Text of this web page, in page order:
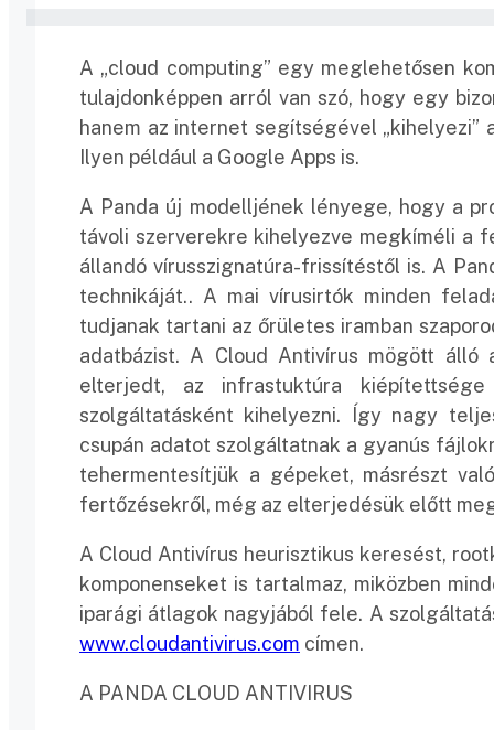
A „cloud computing” egy meglehetősen
tulajdonképpen arról van szó, hogy egy
hanem az internet segítségével
Ilyen például a Google Apps is.
A Panda új modelljének lényege, hogy a
távoli szerverekre kihelyezve megkíméli a
állandó vírusszignatúra-frissítéstől is. A
technikáját.. A mai vírusirtók minden
tudjanak tartani az őrületes iramban
adatbázist. A Cloud Antivírus mögött álló
elterjedt, az infrastuktúra
szolgáltatásként kihelyezni. Így nagy
csupán adatot szolgáltatnak a gyanús
tehermentesítjük a gépeket, másrészt
fertőzésekről, még az elterjedésük előtt
A Cloud Antivírus heurisztikus keresést,
komponenseket is tartalmaz, miközben
iparági átlagok nagyjából fele. A
www.cloudantivirus.com címen.
A PANDA CLOUD ANTIVIRUS